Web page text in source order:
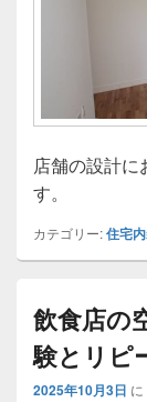
店舗の設計に
す。
カテゴリー:住宅
飲食店の
験とリピ
2025年10月3日 に